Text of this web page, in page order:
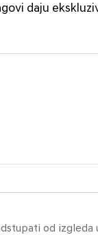
daju
od izgleda